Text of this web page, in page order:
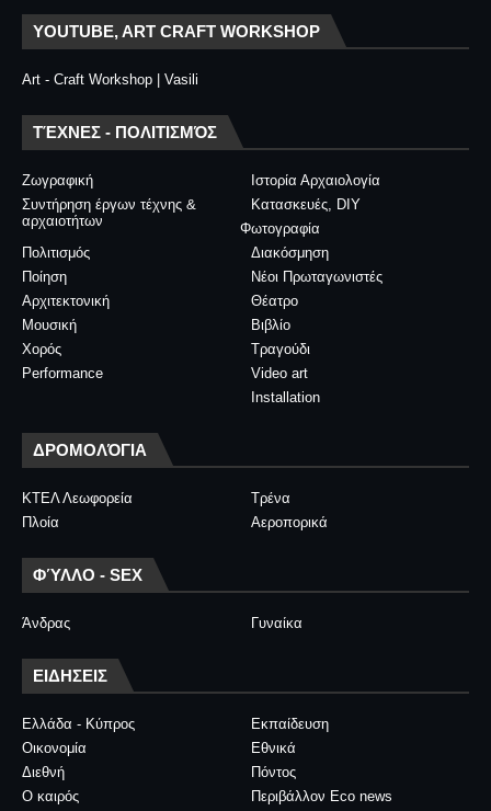
YOUTUBE, ART CRAFT WORKSHOP
Art - Craft Workshop | Vasili
ΤΈΧΝΕΣ - ΠΟΛΙΤΙΣΜΌΣ
Ζωγραφική
Ιστορία Αρχαιολογία
Συντήρηση έργων τέχνης &
αρχαιοτήτων
Κατασκευές, DIY
Φωτογραφία
Διακόσμηση
Πολιτισμός
Νέοι Πρωταγωνιστές
Ποίηση
Θέατρο
Αρχιτεκτονική
Βιβλίο
Μουσική
Τραγούδι
Χορός
Video art
Performance
Installation
ΔΡΟΜΟΛΌΓΙΑ
ΚΤΕΛ Λεωφορεία
Τρένα
Πλοία
Αεροπορικά
ΦΎΛΛΟ - SEX
Άνδρας Γυναίκα
ΕΙΔΗΣΕΙΣ
Ελλάδα - Κύπρος
Εκπαίδευση
Οικονομία
Εθνικά
Διεθνή
Πόντος
Ο καιρός
Περιβάλλον Eco news